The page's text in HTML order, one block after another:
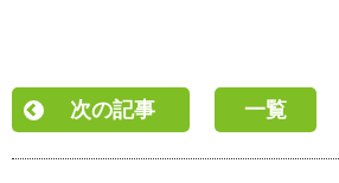
次の記事 一覧